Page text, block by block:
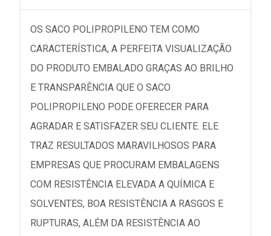
OS SACO POLIPROPILENO TEM COMO
CARACTERÍSTICA, A PERFEITA VISUALIZAÇÃO
DO PRODUTO EMBALADO GRAÇAS AO BRILHO
E TRANSPARÊNCIA QUE O SACO
POLIPROPILENO PODE OFERECER PARA
AGRADAR E SATISFAZER SEU CLIENTE. ELE
TRAZ RESULTADOS MARAVILHOSOS PARA
EMPRESAS QUE PROCURAM EMBALAGENS
COM RESISTÊNCIA ELEVADA A QUÍMICA E
SOLVENTES, BOA RESISTÊNCIA A RASGOS E
RUPTURAS, ALÉM DA RESISTÊNCIA AO